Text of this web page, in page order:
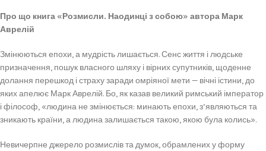
Про що книга «Розмисли. Наодинці з собою» автора Марк
Аврелій
Змінюються епохи, а мудрість лишається. Сенс життя і людське
призначення, пошук власного шляху і вірних супутників, щоденне
долання перешкод і страху заради омріяної мети — вічні істини, до
яких апелює Марк Аврелій. Бо, як казав великий римський імператор
і філософ, «людина не змінюється: минають епохи, з’являються та
зникають країни, а людина залишається такою, якою була колись».
Невичерпне джерело розмислів та думок, обрамлених у форму